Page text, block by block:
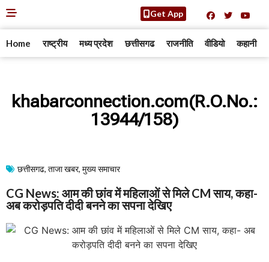
Get App
Home राष्ट्रीय मध्य प्रदेश छत्तीसगढ राजनीति वीडियो कहानी
khabarconnection.com(R.O.No.:
13944/158)
छत्तीसगढ, ताजा खबर, मुख्य समाचार​
CG News: आम की छांव में महिलाओं से मिले CM साय, कहा-
अब करोड़पति दीदी बनने का सपना देखिए